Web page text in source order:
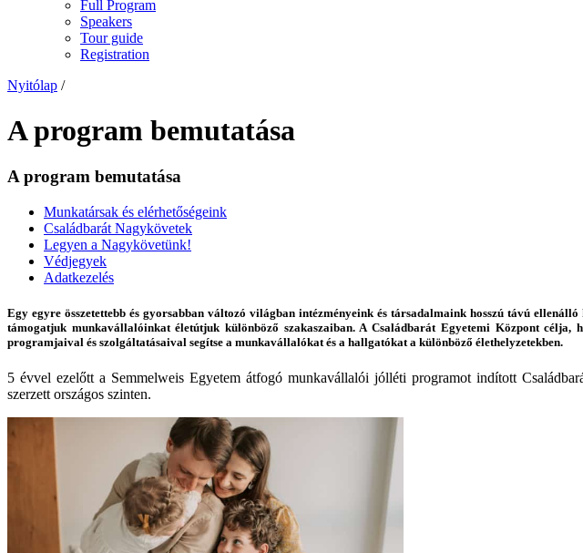
Full Program
Speakers
Tour guide
Registration
Nyitólap /
A program bemutatása
A program bemutatása
Munkatársak és elérhetőségeink
Családbarát Nagykövetek
Legyen a Nagykövetünk!
Védjegyek
Adatkezelés
Egy egyre összetettebb és gyorsabban változó világban intézményeink és társadalmaink hosszú távú
támogatjuk munkavállalóinkat életútjuk különböző szakaszaiban. A Családbarát Egyetemi Központ célja,
programjaival és szolgáltatásaival segítse a munkavállalókat és a hallgatókat a különböző élethelyzetekben.
5 évvel ezelőtt a Semmelweis Egyetem átfogó munkavállalói jólléti programot indított
szerzett országos szinten.